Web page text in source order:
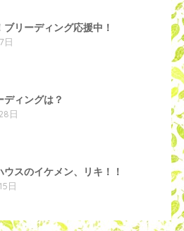
ブリーディング応援中！
日
ディングは？
日
ウスのイケメン、リキ！！
日